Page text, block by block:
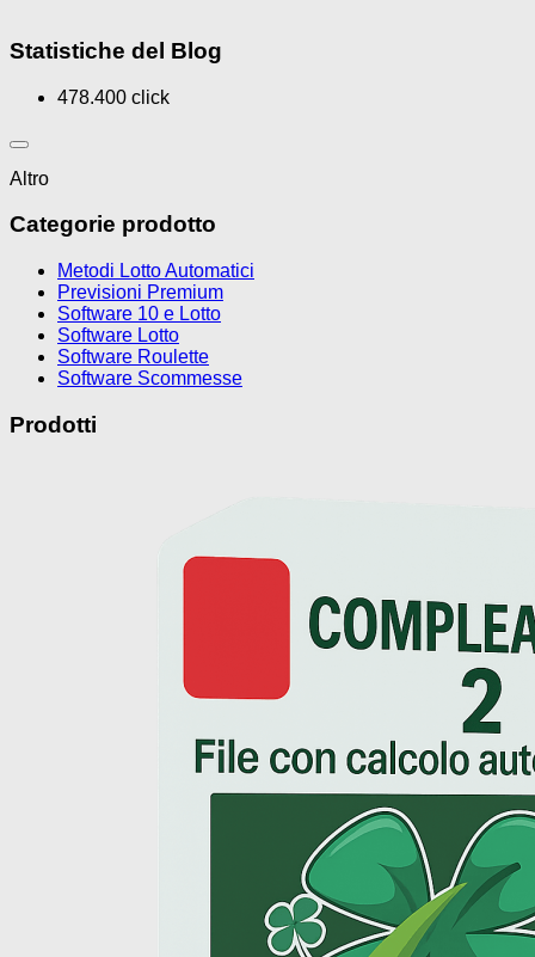
Statistiche del Blog
478.400 click
Altro
Categorie prodotto
Metodi Lotto Automatici
Previsioni Premium
Software 10 e Lotto
Software Lotto
Software Roulette
Software Scommesse
Prodotti